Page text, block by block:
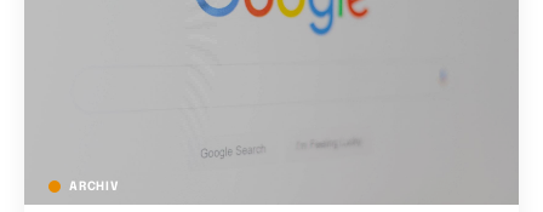
ARCHIV